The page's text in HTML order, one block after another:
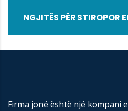
NGJITËS PËR STIROPOR
Firma jonë është një kompani